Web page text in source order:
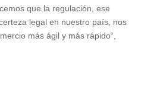
que la regulación, ese
legal en nuestro país, nos
más ágil y más rápido“,